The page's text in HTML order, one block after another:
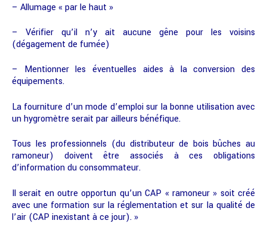
– Allumage « par le haut »
– Vérifier qu’il n’y ait aucune gêne pour les voisins
(dégagement de fumée)
– Mentionner les éventuelles aides à la conversion des
équipements.
La fourniture d’un mode d’emploi sur la bonne utilisation avec
un hygromètre serait par ailleurs bénéfique.
Tous les professionnels (du distributeur de bois bûches au
ramoneur) doivent être associés à ces obligations
d’information du consommateur.
Il serait en outre opportun qu’un CAP « ramoneur » soit créé
avec une formation sur la réglementation et sur la qualité de
l’air (CAP inexistant à ce jour). »